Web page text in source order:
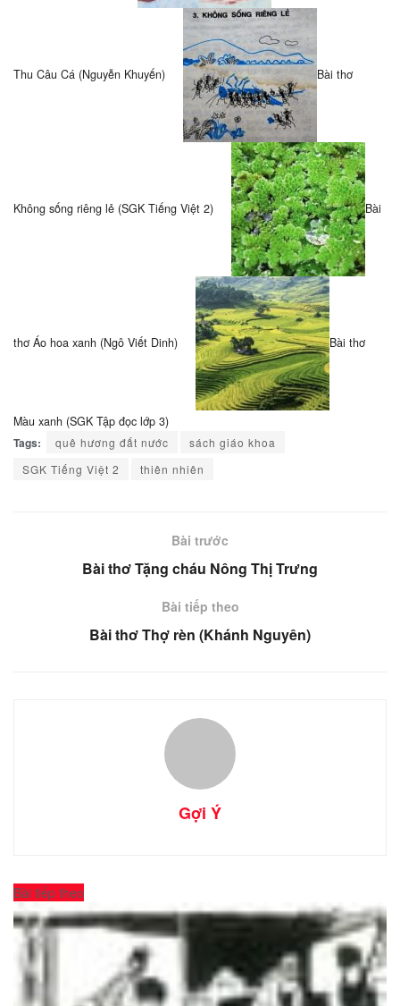
Thu Câu Cá (Nguyễn Khuyến) Bài thơ
Không sống riêng lẻ (SGK Tiếng Việt 2) Bài
thơ Áo hoa xanh (Ngô Viết Dinh) Bài thơ
Màu xanh (SGK Tập đọc lớp 3)
Tags:
quê hương đất nước
sách giáo khoa
SGK Tiếng Việt 2
thiên nhiên
Bài trước
Bài thơ Tặng cháu Nông Thị Trưng
Bài tiếp theo
Bài thơ Thợ rèn (Khánh Nguyên)
Gợi Ý
Bài tiếp theo